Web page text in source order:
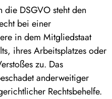
die DSGVO steht den
bei einer
in dem Mitgliedstaat
ihres Arbeitsplatzes oder
zu. Das
anderweitiger
Rechtsbehelfe.